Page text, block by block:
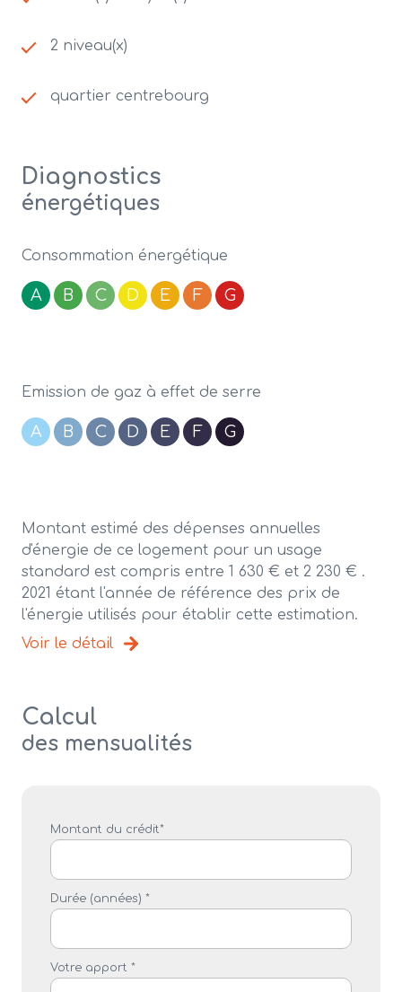
2 niveau(x)
quartier centrebourg
Diagnostics
énergétiques
Consommation énergétique
A B C D E F G
Emission de gaz à effet de serre
A B C D E F G
Montant estimé des dépenses annuelles
d'énergie de ce logement pour un usage
standard est compris entre 1 630 € et 2 230 € .
2021 étant l'année de référence des prix de
l'énergie utilisés pour établir cette estimation.
Voir le détail
Calcul
des mensualités
Montant du crédit*
Durée (années) *
Votre apport *